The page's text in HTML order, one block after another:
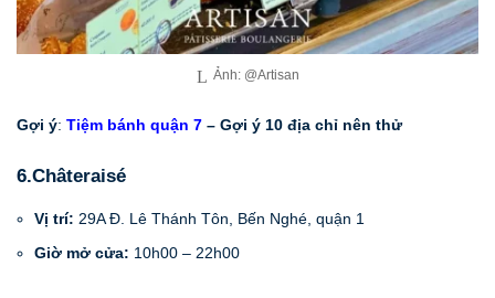
Ảnh: @Artisan
Gợi ý: Tiệm bánh quận 7 – Gợi ý 10 địa chỉ nên thử
6.Châteraisé
Vị trí: 29A Đ. Lê Thánh Tôn, Bến Nghé, quận 1
Giờ mở cửa: 10h00 – 22h00